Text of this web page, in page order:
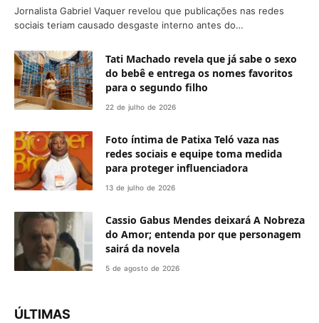
Jornalista Gabriel Vaquer revelou que publicações nas redes
sociais teriam causado desgaste interno antes do…
Tati Machado revela que já sabe o sexo
do bebê e entrega os nomes favoritos
para o segundo filho
22 de julho de 2026
Foto íntima de Patixa Teló vaza nas
redes sociais e equipe toma medida
para proteger influenciadora
13 de julho de 2026
Cassio Gabus Mendes deixará A Nobreza
do Amor; entenda por que personagem
sairá da novela
5 de agosto de 2026
ÚLTIMAS